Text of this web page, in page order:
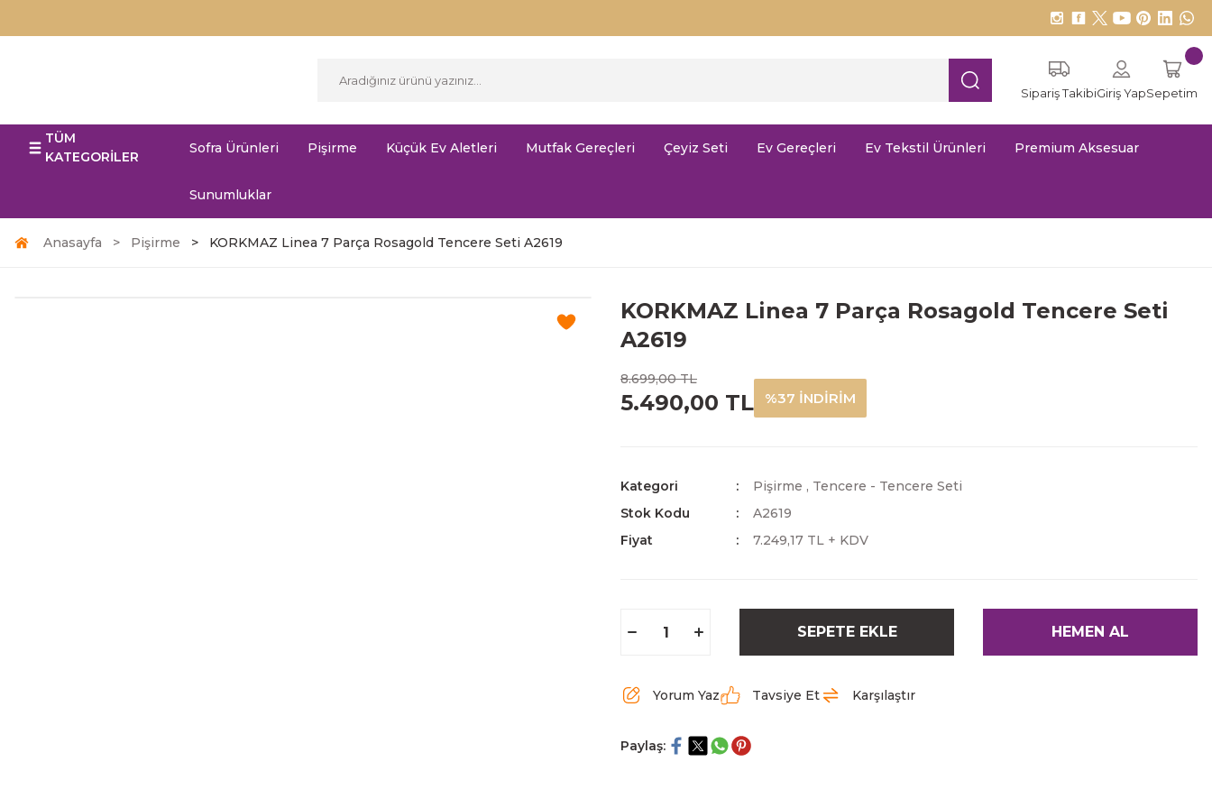
Sipariş TakibiGiriş YapSepetim
TÜM
KATEGORİLER
Sofra Ürünleri Pişirme Küçük Ev Aletleri Mutfak Gereçleri Çeyiz Seti Ev Gereçleri Ev Tekstil Ürünleri Premium Aksesuar
Sunumluklar
Anasayfa Pişirme KORKMAZ Linea 7 Parça Rosagold Tencere Seti A2619
KORKMAZ Linea 7 Parça Rosagold Tencere Seti
A2619
8.699,00 TL
5.490,00 TL %37 İNDİRİM
Kategori Pişirme , Tencere - Tencere Seti
Stok Kodu
A2619
Fiyat
7.249,17 TL + KDV
SEPETE EKLE HEMEN AL
Yorum Yaz Tavsiye Et Karşılaştır
Paylaş: